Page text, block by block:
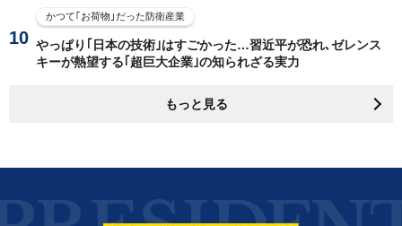
かつて｢お荷物｣だった防衛産業
やっぱり｢日本の技術｣はすごかった…習近平が恐れ､ゼレンス
キーが熱望する｢超巨大企業｣の知られざる実力
もっと見る